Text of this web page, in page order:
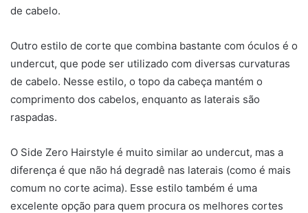
de cabelo.
Outro estilo de corte que combina bastante com óculos é o
undercut, que pode ser utilizado com diversas curvaturas
de cabelo. Nesse estilo, o topo da cabeça mantém o
comprimento dos cabelos, enquanto as laterais são
raspadas.
O Side Zero Hairstyle é muito similar ao undercut, mas a
diferença é que não há degradê nas laterais (como é mais
comum no corte acima). Esse estilo também é uma
excelente opção para quem procura os melhores cortes